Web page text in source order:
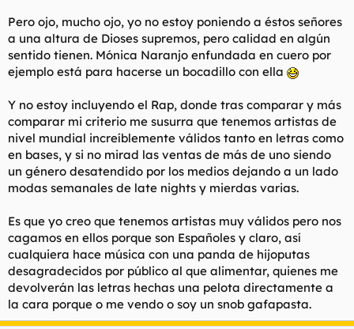
Pero ojo, mucho ojo, yo no estoy poniendo a éstos señores
a una altura de Dioses supremos, pero calidad en algún
sentido tienen. Mónica Naranjo enfundada en cuero por
ejemplo está para hacerse un bocadillo con ella
Y no estoy incluyendo el Rap, donde tras comparar y más
comparar mi criterio me susurra que tenemos artistas de
nivel mundial increíblemente válidos tanto en letras como
en bases, y si no mirad las ventas de más de uno siendo
un género desatendido por los medios dejando a un lado
modas semanales de late nights y mierdas varias.
Es que yo creo que tenemos artistas muy válidos pero nos
cagamos en ellos porque son Españoles y claro, así
cualquiera hace música con una panda de hijoputas
desagradecidos por público al que alimentar, quienes me
devolverán las letras hechas una pelota directamente a
la cara porque o me vendo o soy un snob gafapasta.